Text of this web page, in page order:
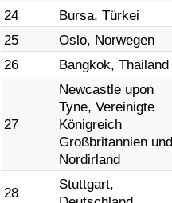
24
Bursa, Türkei
25
Oslo, Norwegen
26
Bangkok, Thailand
27
Newcastle upon
Tyne, Vereinigte
Königreich
Großbritannien und
Nordirland
28
Stuttgart,